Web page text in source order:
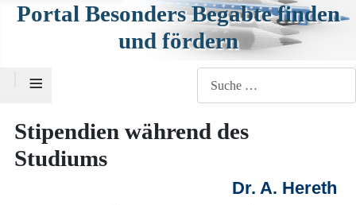
Portal Besonders Begabte finden
und fördern
≡ Suchen
Stipendien während des
Studiums
Dr. A. Hereth